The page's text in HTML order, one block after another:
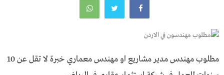
مطلوب مهندس مدير مشاريع او مهندس معماري خبرة لا تقل عن 10